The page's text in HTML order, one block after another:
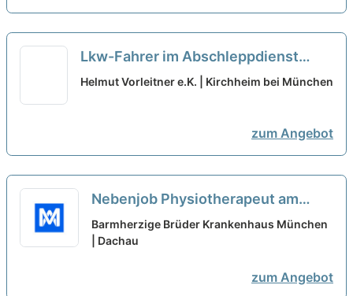
Lkw-Fahrer im Abschleppdienst
(m/w/d) – Minijob Wochenende neu
Helmut Vorleitner e.K. | Kirchheim bei München
zum Angebot
Nebenjob Physiotherapeut am
Wochenende (w/m/d) neu
Barmherzige Brüder Krankenhaus München
| Dachau
zum Angebot